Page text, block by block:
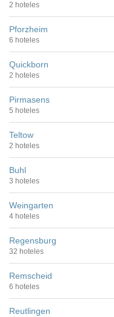
2 hoteles
Pforzheim
6 hoteles
Quickborn
2 hoteles
Pirmasens
5 hoteles
Teltow
2 hoteles
Buhl
3 hoteles
Weingarten
4 hoteles
Regensburg
32 hoteles
Remscheid
6 hoteles
Reutlingen